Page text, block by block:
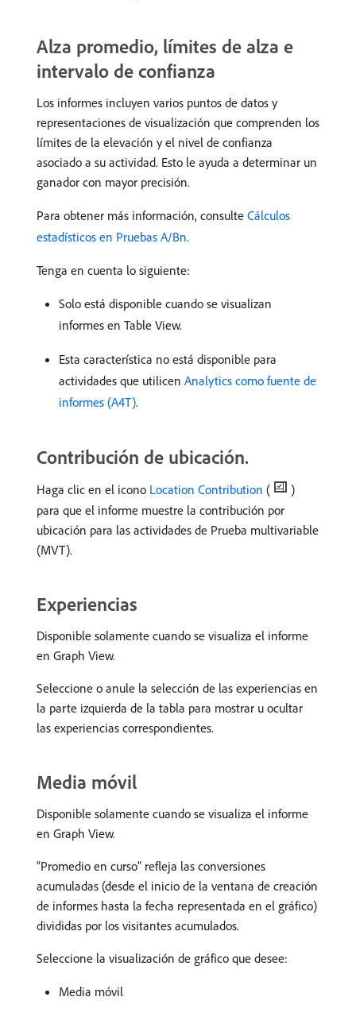
Alza promedio, límites de alza e
intervalo de confianza
Los informes incluyen varios puntos de datos y
representaciones de visualización que comprenden los
límites de la elevación y el nivel de confianza
asociado a su actividad. Esto le ayuda a determinar un
ganador con mayor precisión.
Para obtener más información, consulte Cálculos
estadísticos en Pruebas A/Bn.
Tenga en cuenta lo siguiente:
Solo está disponible cuando se visualizan
informes en Table View.
Esta característica no está disponible para
actividades que utilicen Analytics como fuente de
informes (A4T).
Contribución de ubicación.
Haga clic en el icono Location Contribution (
)
para que el informe muestre la contribución por
ubicación para las actividades de Prueba multivariable
(MVT).
Experiencias
Disponible solamente cuando se visualiza el informe
en Graph View.
Seleccione o anule la selección de las experiencias en
la parte izquierda de la tabla para mostrar u ocultar
las experiencias correspondientes.
Media móvil
Disponible solamente cuando se visualiza el informe
en Graph View.
“Promedio en curso” refleja las conversiones
acumuladas (desde el inicio de la ventana de creación
de informes hasta la fecha representada en el gráfico)
divididas por los visitantes acumulados.
Seleccione la visualización de gráfico que desee:
Media móvil